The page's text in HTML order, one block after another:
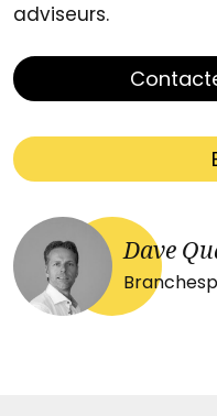
adviseurs.
Dave